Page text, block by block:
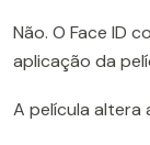
Não. O Face ID
aplicação da
A película altera